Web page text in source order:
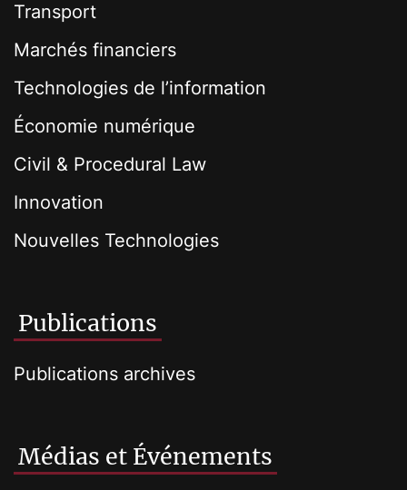
Transport
Marchés financiers
Technologies de l’information
Économie numérique
Civil & Procedural Law
Innovation
Nouvelles Technologies
Publications
Publications archives
Médias et Événements